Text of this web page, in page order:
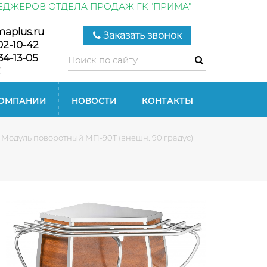
ОТДЕЛА ПРОДАЖ ГК "ПРИМА"
10-42
13-05
Заказать звонок
НОВОСТИ КОНТАКТЫ
Модуль поворотный МП-90Т (внешн. 90 градус)